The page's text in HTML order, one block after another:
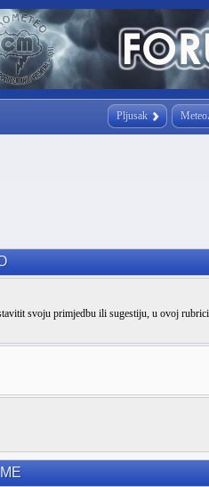
Pljusak
svoju primjedbu ili sugestiju, u ovoj